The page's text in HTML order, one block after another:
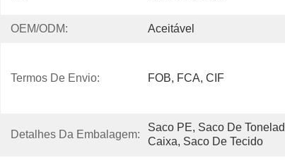
OEM/ODM: Aceitável
Termos De Envio: FOB, FCA, CIF
Detalhes Da Embalagem:
Saco PE, Saco De
Caixa, Saco De Tecido